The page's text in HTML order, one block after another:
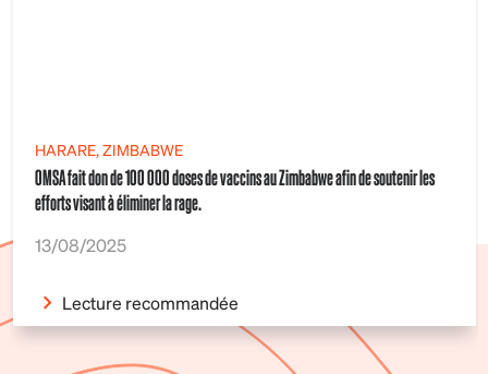
HARARE, ZIMBABWE
OMSA fait don de 100 000 doses de vaccins au Zimbabwe afin de soutenir les
efforts visant à éliminer la rage.
13/08/2025
Lecture recommandée